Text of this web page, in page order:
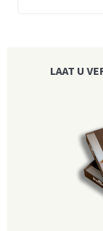
LAAT U